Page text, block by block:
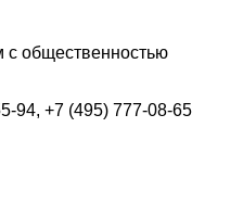
с общественностью
94, +7 (495) 777-08-65